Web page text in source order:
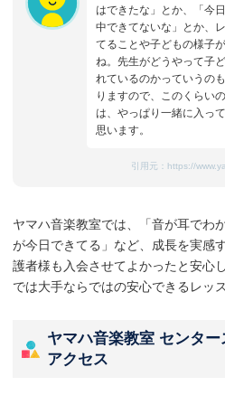
はできたな」とか、「今
中できてないな」とか、
てることや子どもの様子
ね。先生がどうやって子
れているのかっていうの
りますので、このくらい
は、やっぱり一緒に入っ
思います。
引用元： https://
ヤマハ音楽教室では、「音が耳でわ
が今日できてる」など、成長を実感
護者様も入会させてよかったと安心
では大手ならではの安心できるレッ
ヤマハ音楽教室 センタ
アクセス